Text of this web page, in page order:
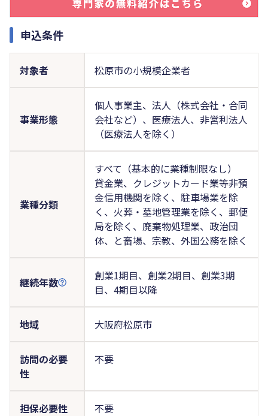
申込条件
対象者 松原市の小規模企業者
事業形態
個人事業主、法人（株式会社・合同
会社など）、医療法人、非営利法人
（医療法人を除く）
業種分類
すべて（基本的に業種制限なし）
貸金業、クレジットカード業等非預
金信用機関を除く、駐車場業を除
く、火葬・墓地管理業を除く、郵便
局を除く、廃棄物処理業、政治団
体、と畜場、宗教、外国公務を除く
継続年数
創業1期目、創業2期目、創業3期
目、4期目以降
地域 大阪府松原市
訪問の必要
性
不要
担保必要性 不要